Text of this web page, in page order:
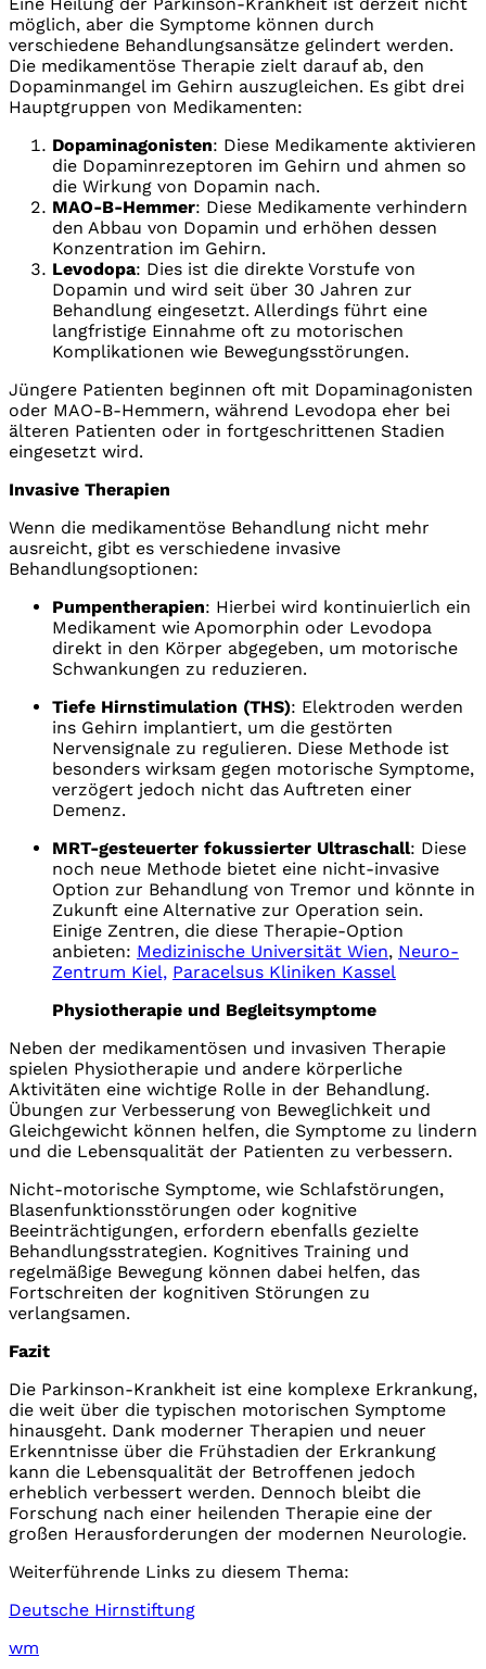
möglich, aber die Symptome können durch
verschiedene Behandlungsansätze gelindert werden.
Die medikamentöse Therapie zielt darauf ab, den
Dopaminmangel im Gehirn auszugleichen. Es gibt drei
Hauptgruppen von Medikamenten:
Dopaminagonisten: Diese Medikamente aktivieren
die Dopaminrezeptoren im Gehirn und ahmen so
die Wirkung von Dopamin nach.
MAO-B-Hemmer: Diese Medikamente verhindern
den Abbau von Dopamin und erhöhen dessen
Konzentration im Gehirn.
Levodopa: Dies ist die direkte Vorstufe von
Dopamin und wird seit über 30 Jahren zur
Behandlung eingesetzt. Allerdings führt eine
langfristige Einnahme oft zu motorischen
Komplikationen wie Bewegungsstörungen.
Jüngere Patienten beginnen oft mit Dopaminagonisten
oder MAO-B-Hemmern, während Levodopa eher bei
älteren Patienten oder in fortgeschrittenen Stadien
eingesetzt wird.
Invasive Therapien
Wenn die medikamentöse Behandlung nicht mehr
ausreicht, gibt es verschiedene invasive
Behandlungsoptionen:
Pumpentherapien: Hierbei wird kontinuierlich ein
Medikament wie Apomorphin oder Levodopa
direkt in den Körper abgegeben, um motorische
Schwankungen zu reduzieren.
Tiefe Hirnstimulation (THS): Elektroden werden
ins Gehirn implantiert, um die gestörten
Nervensignale zu regulieren. Diese Methode ist
besonders wirksam gegen motorische Symptome,
verzögert jedoch nicht das Auftreten einer
Demenz.
MRT-gesteuerter fokussierter Ultraschall: Diese
noch neue Methode bietet eine nicht-invasive
Option zur Behandlung von Tremor und könnte in
Zukunft eine Alternative zur Operation sein.
Einige Zentren, die diese Therapie-Option
anbieten: Medizinische Universität Wien, Neuro-
Zentrum Kiel, Paracelsus Kliniken Kassel
Physiotherapie und Begleitsymptome
Neben der medikamentösen und invasiven Therapie
spielen Physiotherapie und andere körperliche
Aktivitäten eine wichtige Rolle in der Behandlung.
Übungen zur Verbesserung von Beweglichkeit und
Gleichgewicht können helfen, die Symptome zu lindern
und die Lebensqualität der Patienten zu verbessern.
Nicht-motorische Symptome, wie Schlafstörungen,
Blasenfunktionsstörungen oder kognitive
Beeinträchtigungen, erfordern ebenfalls gezielte
Behandlungsstrategien. Kognitives Training und
regelmäßige Bewegung können dabei helfen, das
Fortschreiten der kognitiven Störungen zu
verlangsamen.
Fazit
Die Parkinson-Krankheit ist eine komplexe Erkrankung,
die weit über die typischen motorischen Symptome
hinausgeht. Dank moderner Therapien und neuer
Erkenntnisse über die Frühstadien der Erkrankung
kann die Lebensqualität der Betroffenen jedoch
erheblich verbessert werden. Dennoch bleibt die
Forschung nach einer heilenden Therapie eine der
großen Herausforderungen der modernen Neurologie.
Weiterführende Links zu diesem Thema:
Deutsche Hirnstiftung
wm